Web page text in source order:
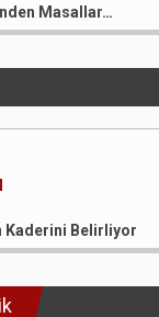
Masallar…
Kaderini Belirliyor